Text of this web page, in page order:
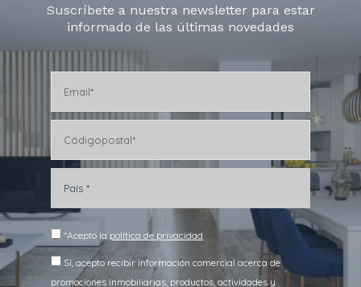
Suscríbete a nuestra newsletter para estar
informado de las últimas novedades